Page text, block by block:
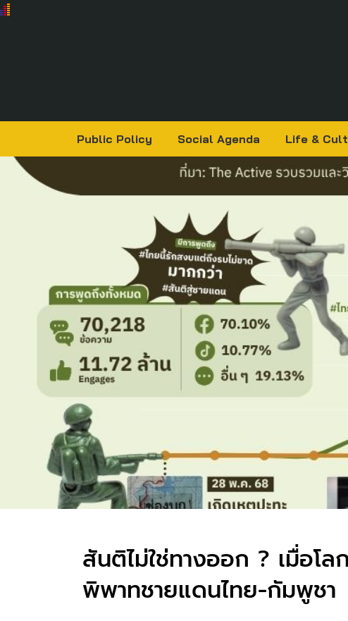
Public Policy Social Agenda Life &
สันติไม่ใช่ทางออก ? เมื่อโล
พิพาทชายแดนไทย-กัมพูชา